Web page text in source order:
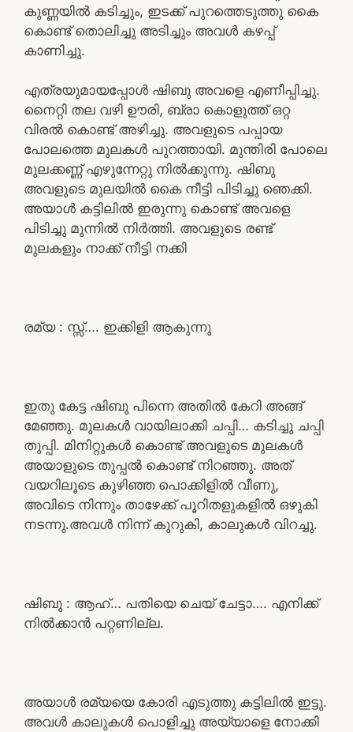
കുണ്ണയിൽ കടിച്ചും, ഇടക്ക് പുറത്തെടുത്തു കൈ
കൊണ്ട് തൊലിച്ചു അടിച്ചും അവൾ കഴപ്പ്
കാണിച്ചു.
എത്രയുമായപ്പോൾ ഷിബു അവളെ എണീപ്പിച്ചു.
നൈറ്റി തല വഴി ഊരി, ബ്രാ കൊളുത്ത് ഒറ്റ
വിരൽ കൊണ്ട് അഴിച്ചു. അവളുടെ പപ്പായ
പോലത്തെ മുലകൾ പുറത്തായി. മുന്തിരി പോലെ
മുലക്കണ്ണ് എഴുന്നേറ്റു നിൽക്കുന്നു. ഷിബു
അവളുടെ മുലയിൽ കൈ നീട്ടി പിടിച്ചു ഞെക്കി.
അയാൾ കട്ടിലിൽ ഇരുന്നു കൊണ്ട് അവളെ
പിടിച്ചു മുന്നിൽ നിർത്തി. അവളുടെ രണ്ട്
മുലകളും നാക്ക് നീട്ടി നക്കി
രമ്യ : സ്സ്…. ഇക്കിളി ആകുന്നു
ഇതു കേട്ട ഷിബു പിന്നെ അതിൽ കേറി അങ്ങ്
മേഞ്ഞു. മുലകൾ വായിലാക്കി ചപ്പി… കടിച്ചു ചപ്പി
തുപ്പി. മിനിറ്റുകൾ കൊണ്ട് അവളുടെ മുലകൾ
അയാളുടെ തുപ്പൽ കൊണ്ട് നിറഞ്ഞു. അത്
വയറിലൂടെ കുഴിഞ്ഞ പൊക്കിളിൽ വീണു,
അവിടെ നിന്നും താഴേക്ക് പൂറിതളുകളിൽ ഒഴുകി
നടന്നു.അവൾ നിന്ന് കുറുകി, കാലുകൾ വിറച്ചു.
ഷിബു : ആഹ്… പതിയെ ചെയ് ചേട്ടാ…. എനിക്ക്
നിൽക്കാൻ പറ്റണില്ല.
അയാൾ രമ്യയെ കോരി എടുത്തു കട്ടിലിൽ ഇട്ടു.
അവൾ കാലുകൾ പൊളിച്ചു അയ്യാളെ നോക്കി